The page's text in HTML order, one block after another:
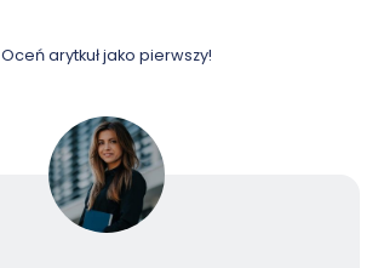
Oceń arytkuł jako pierwszy!